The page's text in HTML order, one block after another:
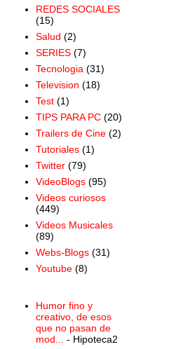
REDES SOCIALES
(15)
Salud (2)
SERIES (7)
Tecnologia (31)
Television (18)
Test (1)
TIPS PARA PC (20)
Trailers de Cine (2)
Tutoriales (1)
Twitter (79)
VideoBlogs (95)
Videos curiosos
(449)
Videos Musicales
(89)
Webs-Blogs (31)
Youtube (8)
Humor fino y
creativo, de esos
que no pasan de
mod...
- Hipoteca2